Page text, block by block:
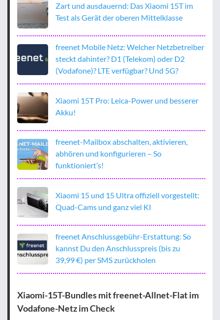
Zart und ausdauernd: Das Xiaomi 15T im
Test als Gerät der oberen Mittelklasse
freenet Mobile Netz: Welcher Netzbetreiber
steckt dahinter? D1 (Telekom) oder D2
(Vodafone)? LTE verfügbar? Und 5G?
Xiaomi 15T Pro: Leica-Power und besserer
Akku!
freenet-Mailbox abschalten, aktivieren,
abhören und konfigurieren – So
funktioniert’s!
Xiaomi 15 und 15 Ultra offiziell vorgestellt:
Quad-Cams und ganz viel KI
freenet Anschlussgebühr-Erstattung: So
kannst Du den Anschlusspreis (bis zu
39,99 €) per SMS zurückholen
Xiaomi-15T-Bundles mit freenet-Allnet-Flat im
Vodafone-Netz im Check